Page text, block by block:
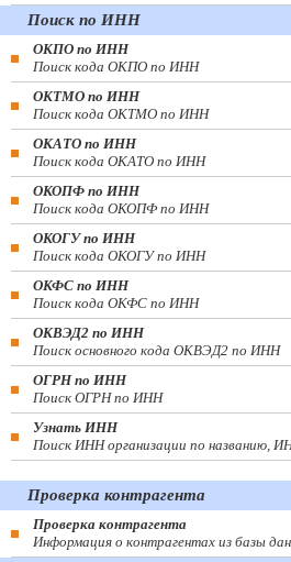
Поиск по ИНН
ОКПО по ИНН
Поиск кода ОКПО по ИНН
ОКТМО по ИНН
Поиск кода ОКТМО по ИНН
ОКАТО по ИНН
Поиск кода ОКАТО по ИНН
ОКОПФ по ИНН
Поиск кода ОКОПФ по ИНН
ОКОГУ по ИНН
Поиск кода ОКОГУ по ИНН
ОКФС по ИНН
Поиск кода ОКФС по ИНН
ОКВЭД2 по ИНН
Поиск основного кода ОКВЭД2 по ИНН
ОГРН по ИНН
Поиск ОГРН по ИНН
Узнать ИНН
Поиск ИНН организации по названию,
Проверка контрагента
Проверка контрагента
Информация о контрагентах из базы